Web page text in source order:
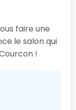
faire une
le salon qui
!